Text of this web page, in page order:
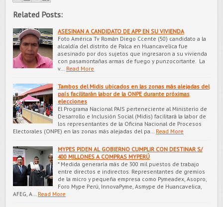
Related Posts:
ASESINAN A CANDIDATO DE APP EN SU VIVIENDA
Foto América Tv Román Diego Ccente (50) candidato a la
alcaldía del distrito de Palca en Huancavelica fue
asesinado por dos sujetos que ingresaron a su vivienda
con pasamontañas armas de fuego y punzocortante. La
v…
Read More
Tambos del Midis ubicados en las zonas más alejadas del
país facilitarán labor de la ONPE durante próximas
elecciones
El Programa Nacional PAIS perteneciente al Ministerio de
Desarrollo e Inclusión Social (Midis) facilitará la labor de
los representantes de la Oficina Nacional de Procesos
Electorales (ONPE) en las zonas más alejadas del pa…
Read More
MYPES PIDEN AL GOBIERNO CUMPLIR CON DESTINAR S/
400 MILLONES A COMPRAS MYPERÚ
* Medida generaría más de 300 mil puestos de trabajo
entre directos e indirectos. Representantes de gremios
de la micro y pequeña empresa como Pymeadex, Asopro,
Foro Mype Perú, InnovaPyme, Asmype de Huancavelica,
AFEG, A…
Read More